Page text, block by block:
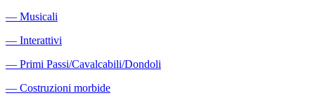
― Musicali
― Interattivi
― Primi Passi/Cavalcabili/Dondoli
― Costruzioni morbide